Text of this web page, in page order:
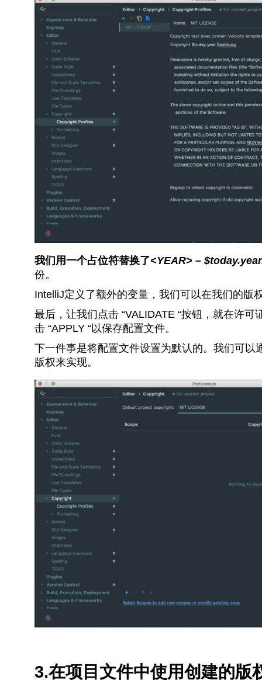
我们用一个占位符替换了<YEAR>–
份。
IntelliJ定义了额外的变量，我们可以在我们的版
最后，让我们点击 “VALIDATE “按钮，就在许
击 “APPLY “以保存配置文件。
下一件事是将配置文件设置为默认的。我们可以
版权来实现。
3.在项目文件中使用创建的版